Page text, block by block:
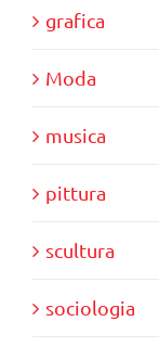
grafica
Moda
musica
pittura
scultura
sociologia